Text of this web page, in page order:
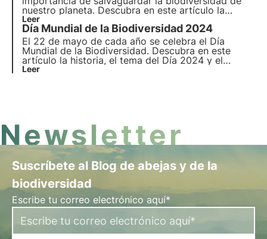
nuestro planeta. Descubra en este artículo la
historia del Día de la Tierra, el lema de 2024 y el
compromiso de 3Bee con la vigilancia y protección
de los insectos polinizadores.
Leer
Día Mundial de la Biodiversidad 2024
El 22 de mayo de cada año se celebra el Día
Mundial de la Biodiversidad. Descubra en este
artículo la historia, el tema del Día 2024 y el
compromiso de 3Bee con el seguimiento, la
Leer
Newsletter
Suscríbete al Blog de abejas y de la
biodiversidad
Escribe tu correo electrónico aquí*